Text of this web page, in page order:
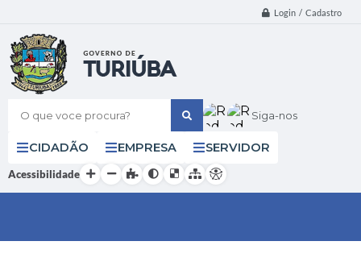
Login / Cadastro
O que voce procura? Siga-nos
CIDADÃO EMPRESA SERVIDOR
Acessibilidade